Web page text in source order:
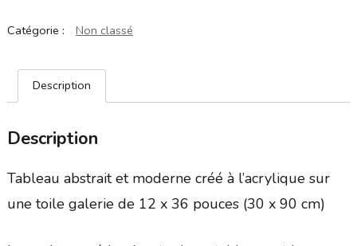
Catégorie : Non classé
Description
Description
Tableau abstrait et moderne créé à l’acrylique sur
une toile galerie de 12 x 36 pouces (30 x 90 cm)